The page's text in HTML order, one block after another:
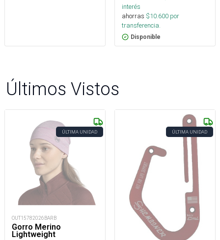
interés
ahorras $10.600 por
transferencia.
Disponible
Últimos Vistos
ÚLTIMA UNIDAD
OUT15782026BARB
Gorro Merino
Lightweight
ÚLTIMA UNIDAD